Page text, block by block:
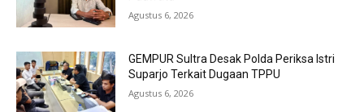
Agustus 6, 2026
GEMPUR Sultra Desak Polda Periksa Istri
Suparjo Terkait Dugaan TPPU
Agustus 6, 2026